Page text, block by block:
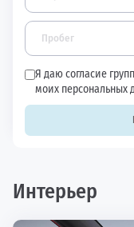
Я даю согласие
моих персональных
Интерьер